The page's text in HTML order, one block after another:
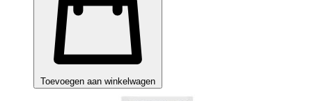
Toevoegen aan winkelwagen